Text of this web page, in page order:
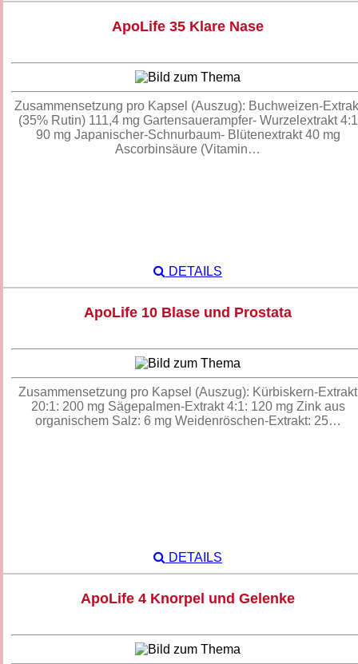
ApoLife 35 Klare Nase
Zusammensetzung pro Kapsel (Auszug): Buchweizen-
(35% Rutin) 111,4 mg Gartensauerampfer- Wurzelextrakt 4:1
90 mg Japanischer-Schnurbaum- Blütenextrakt 40 mg
Ascorbinsäure (Vitamin…
DETAILS
ApoLife 10 Blase und Prostata
Zusammensetzung pro Kapsel (Auszug): Kürbiskern-Extrakt
20:1: 200 mg Sägepalmen-Extrakt 4:1: 120 mg Zink aus
organischem Salz: 6 mg Weidenröschen-Extrakt: 25…
DETAILS
ApoLife 4 Knorpel und Gelenke